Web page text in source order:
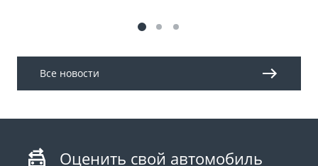
Все новости
Оценить свой автомобиль